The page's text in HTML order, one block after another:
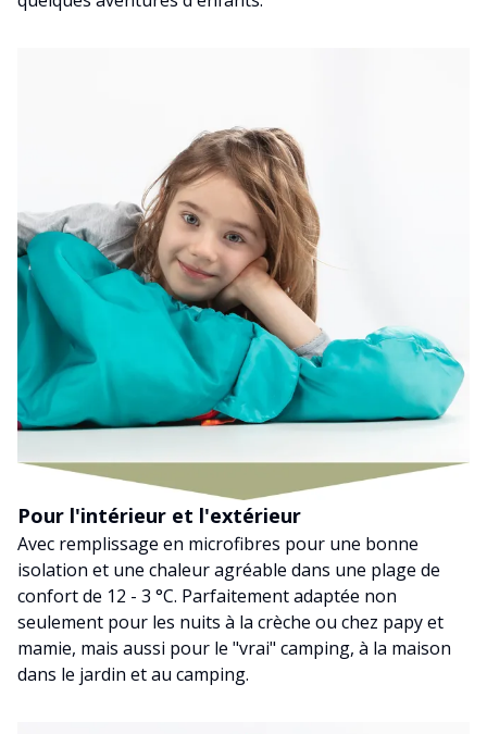
Pour l'intérieur et l'extérieur
Avec remplissage en microfibres pour une bonne
isolation et une chaleur agréable dans une plage de
confort de 12 - 3 °C. Parfaitement adaptée non
seulement pour les nuits à la crèche ou chez papy et
mamie, mais aussi pour le "vrai" camping, à la maison
dans le jardin et au camping.